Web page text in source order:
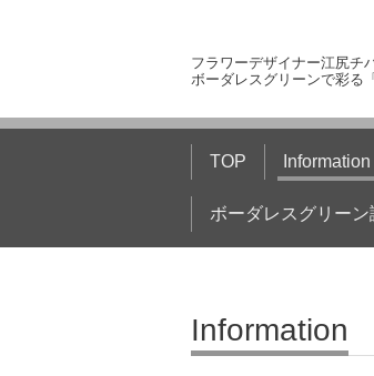
フラワーデザイナー江尻チ
ボーダレスグリーンで彩る
TOP Information
ボーダレスグリーン
Information